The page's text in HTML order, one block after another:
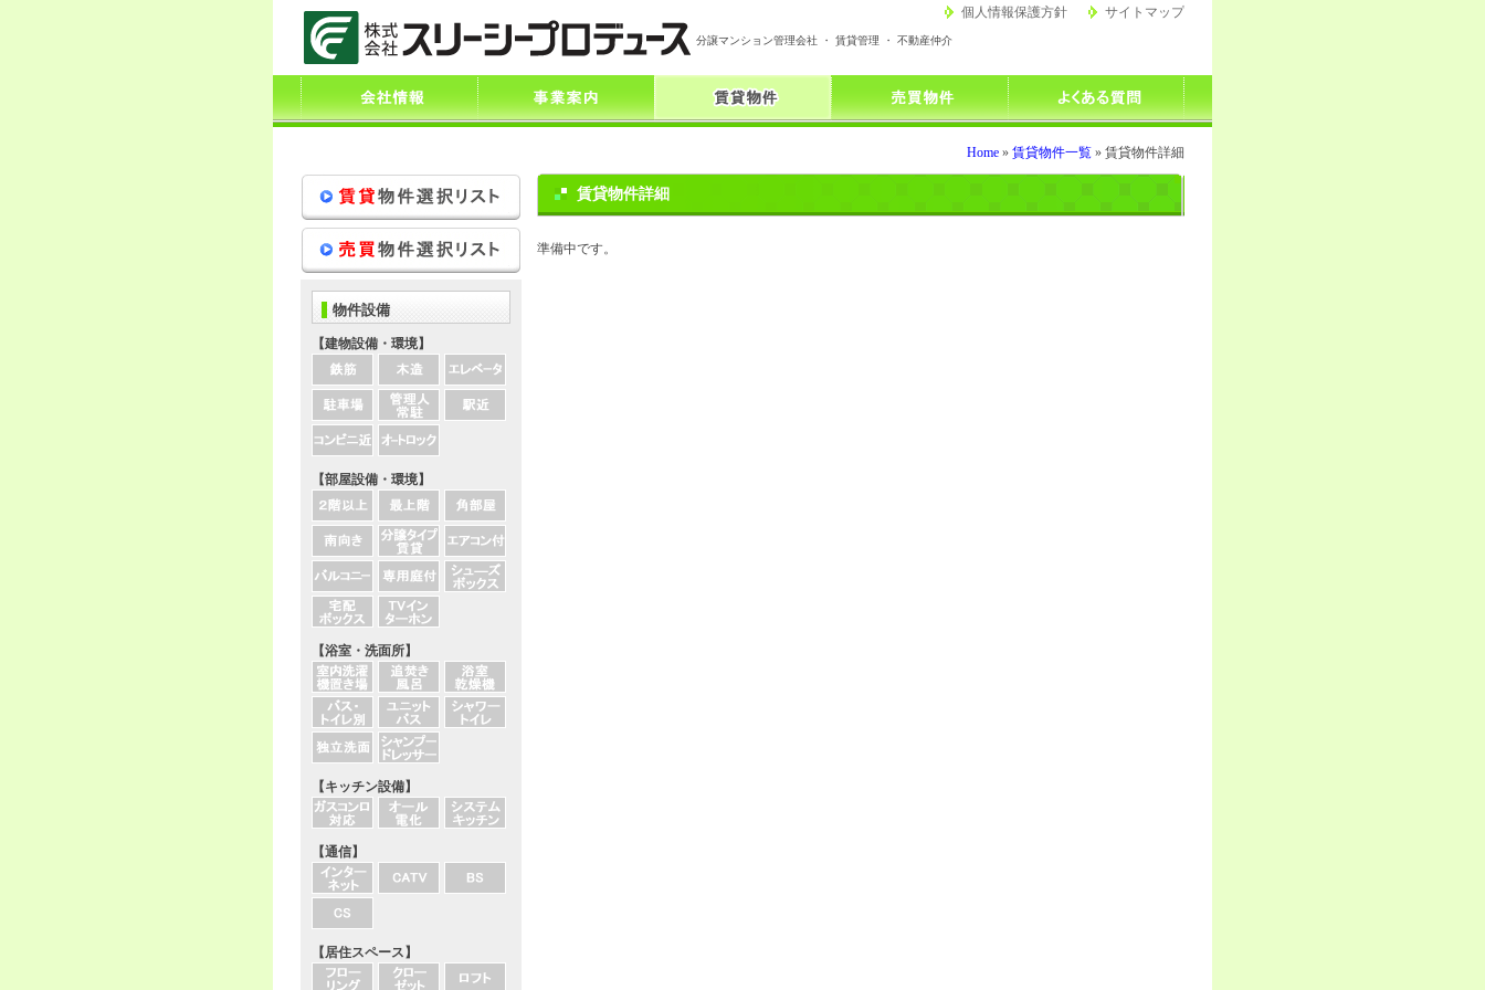
分譲マンション管理会社 ・ 賃貸管理 ・ 不動産仲介
個人情報保護方針 サイトマップ
Home » 賃貸物件一覧 » 賃貸物件詳細
物件設備
【建物設備・環境】
【部屋設備・環境】
【浴室・洗面所】
【キッチン設備】
【通信】
【居住スペース】
賃貸物件詳細
準備中です。